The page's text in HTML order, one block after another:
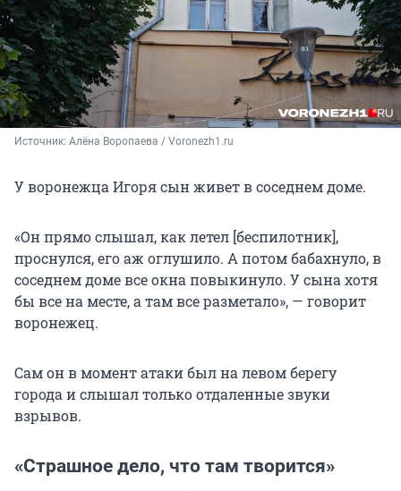
Источник: Алёна Воропаева / Voronezh1.ru
У воронежца Игоря сын живет в соседнем доме.
«Он прямо слышал, как летел [беспилотник],
проснулся, его аж оглушило. А потом бабахнуло, в
соседнем доме все окна повыкинуло. У сына хотя
бы все на месте, а там все разметало», — говорит
воронежец.
Сам он в момент атаки был на левом берегу
города и слышал только отдаленные звуки
взрывов.
«Страшное дело, что там творится»